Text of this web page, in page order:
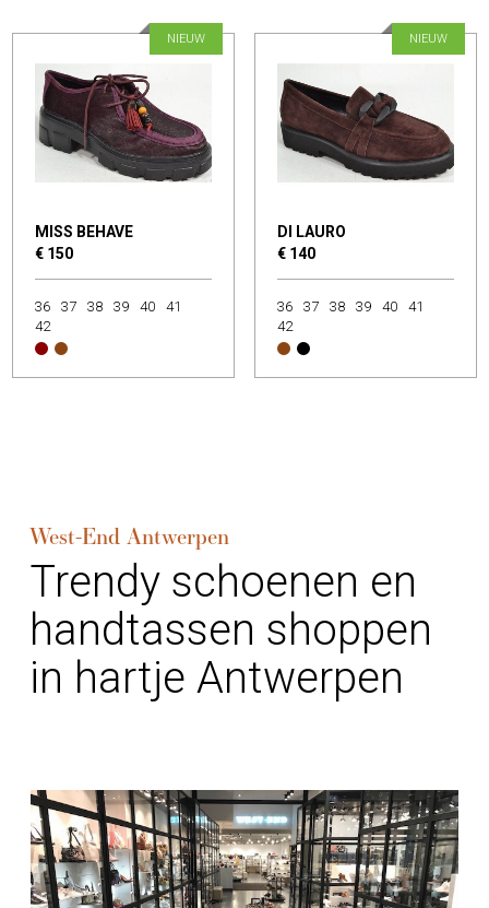
MISS BEHAVE
€ 150
NIEUW
36 37 38 39 40
41
42
DI LAURO
€ 140
NIEUW
36 37 38 39 40
41
42
West-End Antwerpen
Trendy schoenen en
handtassen shoppen
in hartje Antwerpen